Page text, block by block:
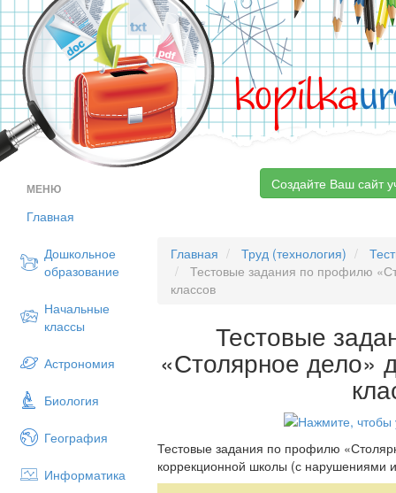
kopilka
МЕНЮ
Главная
Дошкольное
образование
Начальные
классы
Астрономия
Биология
География
Информатика
Создайте Ваш сайт
Главная Труд (технология)
Тестовые задания по профилю
классов
Тестовые
«Столярное дело»
Тестовые задания по профилю
коррекционной школы (с нарушениями